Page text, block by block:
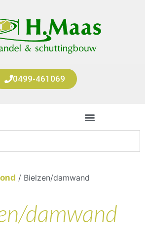
0499-461069
/ Bielzen/damwand
damwand